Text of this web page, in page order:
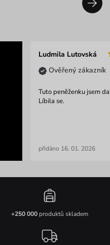
Ludmila Lutovská
Ověřený zákazník
Tuto peněženku jsem
Líbila se.
přidáno 16. 01. 2026
+250 000produktů skladem